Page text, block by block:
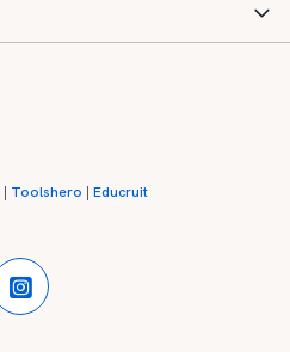
| Toolshero |Educruit